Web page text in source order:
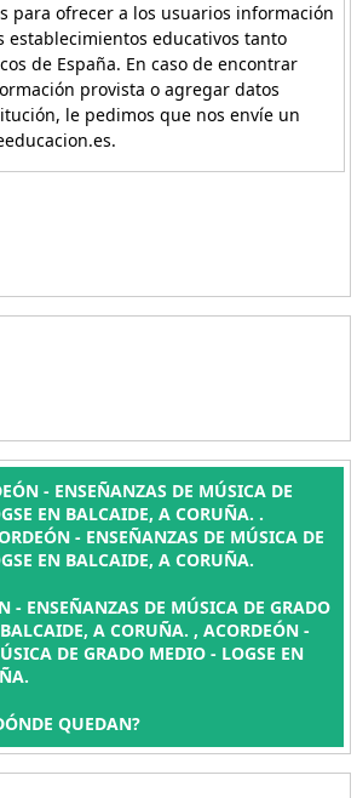
para ofrecer a los usuarios información
establecimientos educativos tanto
de España. En caso de encontrar
provista o agregar datos
le pedimos que nos envíe un
- ENSEÑANZAS DE MÚSICA DE
EN BALCAIDE, A CORUÑA. .
- ENSEÑANZAS DE MÚSICA DE
EN BALCAIDE, A CORUÑA.
- ENSEÑANZAS DE MÚSICA DE GRADO
A CORUÑA. , ACORDEÓN -
DE GRADO MEDIO - LOGSE EN
QUEDAN?